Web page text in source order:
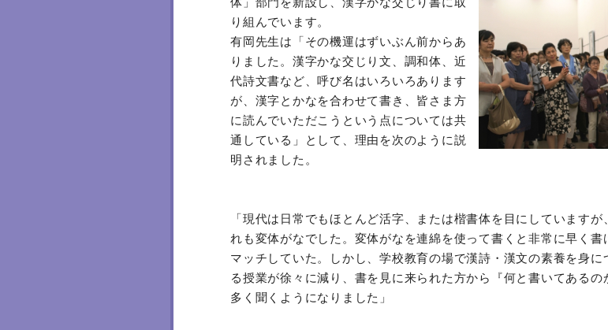
り組んでいます。
有岡先生は「その機運はずいぶん前からあ
りました。漢字かな交じり文、調和体、近
代詩文書など、呼び名はいろいろあります
が、漢字とかなを合わせて書き、皆さま方
に読んでいただこうという点については共
通している」として、理由を次のように説
明されました。
「現代は日常でもほとんど活字、または楷書体を目にしています
れも変体がなでした。変体がなを連綿を使って書くと非常に早く書
マッチしていた。しかし、学校教育の場で漢詩・漢文の素養を身
る授業が徐々に減り、書を見に来られた方から『何と書いてある
多く聞くようになりました」